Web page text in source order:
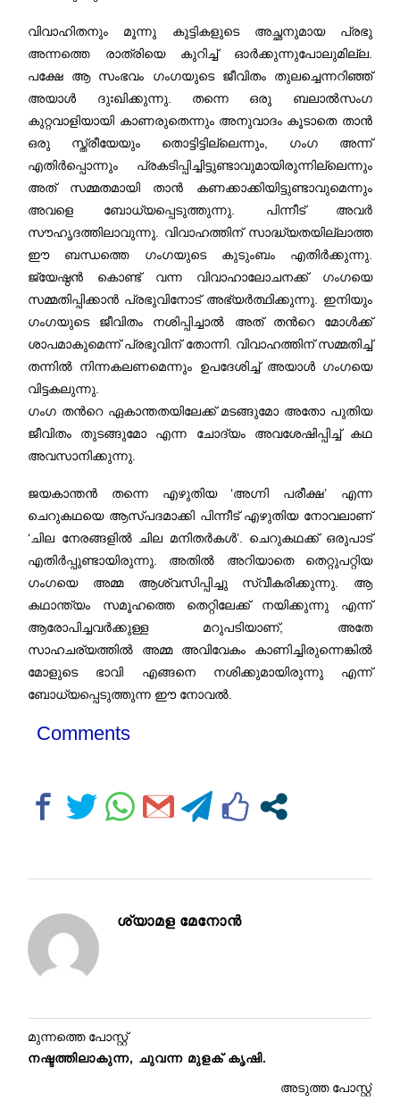
വിവാഹിതനും മൂന്നു കുട്ടികളുടെ അച്ഛനുമായ പ്രഭു
അന്നത്തെ രാത്രിയെ കുറിച്ച് ഓർക്കുന്നുപോലുമില്ല.
പക്ഷേ ആ സംഭവം ഗംഗയുടെ ജീവിതം തുലച്ചെന്നറിഞ്ഞ്
അയാള്‍ ദുഃഖിക്കുന്നു. തന്നെ ഒരു ബലാല്‍സംഗ
കുറ്റവാളിയായി കാണരുതെന്നും അനുവാദം കൂടാതെ താൻ
ഒരു സ്ത്രീയേയും തൊട്ടിട്ടില്ലെന്നും, ഗംഗ അന്ന്
എതിർപ്പൊന്നും പ്രകടിപ്പിച്ചിട്ടുണ്ടാവുമായിരുന്നില്ലെന്നും
അത് സമ്മതമായി താൻ കണക്കാക്കിയിട്ടുണ്ടാവുമെന്നും
അവളെ ബോധ്യപ്പെടുത്തുന്നു. പിന്നീട് അവർ
സൗഹൃദത്തിലാവുന്നു. വിവാഹത്തിന് സാദ്ധ്യതയില്ലാത്ത
ഈ ബന്ധത്തെ ഗംഗയുടെ കുടുംബം എതിർക്കുന്നു.
ജ്യേഷ്ഠൻ കൊണ്ട് വന്ന വിവാഹാലോചനക്ക് ഗംഗയെ
സമ്മതിപ്പിക്കാൻ പ്രഭുവിനോട് അഭ്യർത്ഥിക്കുന്നു. ഇനിയും
ഗംഗയുടെ ജീവിതം നശിപ്പിച്ചാൽ അത് തന്‍റെ മോൾക്ക്
ശാപമാകുമെന്ന് പ്രഭുവിന് തോന്നി. വിവാഹത്തിന് സമ്മതിച്ച്
തന്നില്‍ നിന്നകലണമെന്നും ഉപദേശിച്ച് അയാള്‍ ഗംഗയെ
വിട്ടകലുന്നു.
ഗംഗ തന്‍റെ ഏകാന്തതയിലേക്ക് മടങ്ങുമോ അതോ പുതിയ
ജീവിതം തുടങ്ങുമോ എന്ന ചോദ്യം അവശേഷിപ്പിച്ച് കഥ
അവസാനിക്കുന്നു.
ജയകാന്തൻ തന്നെ എഴുതിയ ‘അഗ്നി പരീക്ഷ’ എന്ന
ചെറുകഥയെ ആസ്പദമാക്കി പിന്നീട് എഴുതിയ നോവലാണ്
‘ചില നേരങ്ങളിൽ ചില മനിതർകൾ’. ചെറുകഥക്ക് ഒരുപാട്
എതിർപ്പുണ്ടായിരുന്നു. അതിൽ അറിയാതെ തെറ്റുപറ്റിയ
ഗംഗയെ അമ്മ ആശ്വസിപ്പിച്ചു സ്വീകരിക്കുന്നു. ആ
കഥാന്ത്യം സമൂഹത്തെ തെറ്റിലേക്ക് നയിക്കുന്നു എന്ന്
ആരോപിച്ചവർക്കുള്ള മറുപടിയാണ്, അതേ
സാഹചര്യത്തിൽ അമ്മ അവിവേകം കാണിച്ചിരുന്നെങ്കിൽ
മോളുടെ ഭാവി എങ്ങനെ നശിക്കുമായിരുന്നു എന്ന്
ബോധ്യപ്പെടുത്തുന്ന ഈ നോവൽ.
Comments
ശ്യാമള മേനോന്‍
മുന്നത്തെ പോസ്റ്റ്
നഷ്ടത്തിലാകുന്ന, ചുവന്ന മുളക് കൃഷി.
അടുത്ത പോസ്റ്റ്